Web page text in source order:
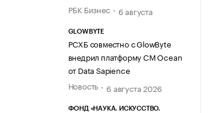
РБК Бизнес
6 августа
GLOWBYTE
РСХБ совместно с GlowByte
внедрил платформу CM Ocean
от Data Sapience
Новость
6 августа 2026
ФОНД «НАУКА. ИСКУССТВО.